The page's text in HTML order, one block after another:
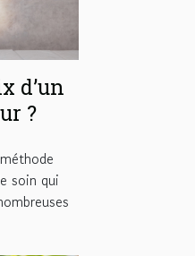
d’un
?
soin qui